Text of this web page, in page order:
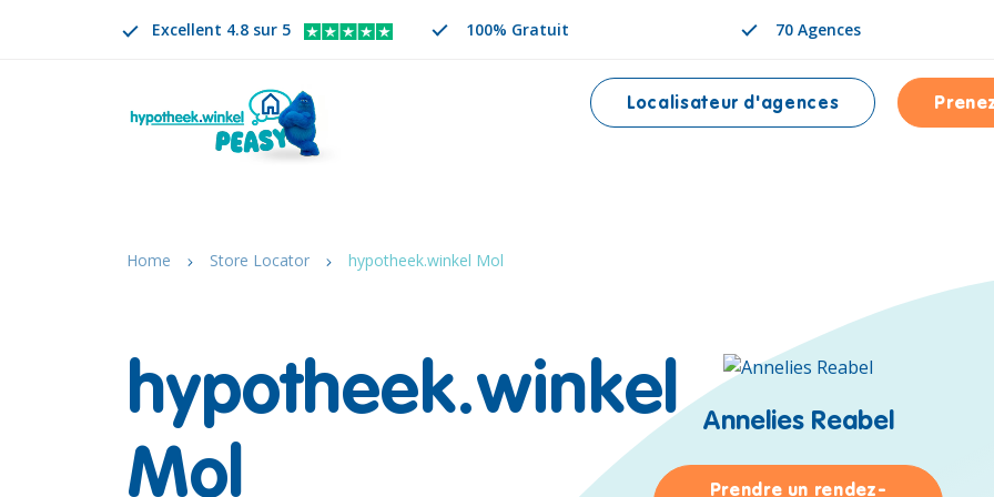
Excellent 4.8 sur 5 100% Gratuit 70 Agences
Localisateur d'agences
CHANGER DE LANGUE. LA LANGUE SÉLECTIONNÉE EST
Home Store Locator hypotheek.winkel Mol
hypotheek.winkel
Mol
Annelies Reabel
Prendre un rendez-